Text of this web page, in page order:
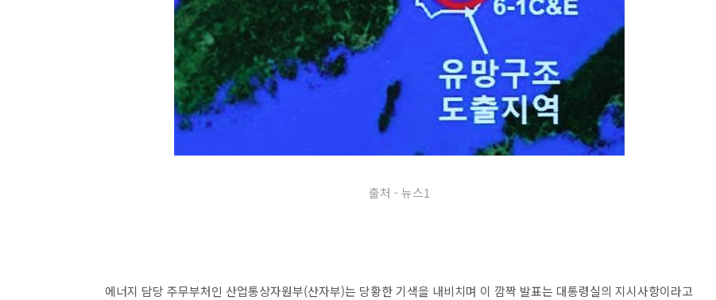
출처 - 뉴스1
에너지 담당 주무부처인 산업통상자원부(산자부)는 당황한 기색을 내비치며 이 깜짝 발표는 대통령실의 지시사항이라고